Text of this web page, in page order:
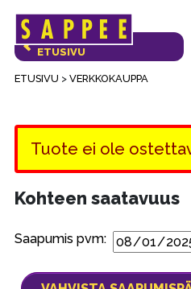
Päävalikko
ETUSIVU > VERKKOKAUPPA
VERKKOKAUPAN
ETUSIVU
Tuote ei ole
Kohteen saatavuus
Saapumis pvm: